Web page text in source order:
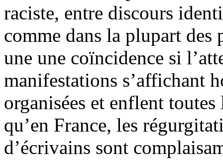
raciste, entre discours
comme dans la plupart des
une une coïncidence si
manifestations s’affichant
organisées et enflent
qu’en France, les
d’écrivains sont